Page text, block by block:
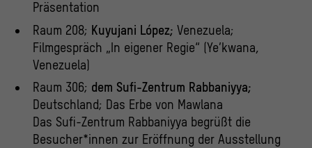
Präsentation
Raum 208; Kuyujani López; Venezuela;
Filmgespräch „In eigener Regie“ (Ye’kwana,
Venezuela)
Raum 306; dem Sufi-Zentrum Rabbaniyya;
Deutschland; Das Erbe von Mawlana
Das Sufi-Zentrum Rabbaniyya begrüßt die
Besucher*innen zur Eröffnung der Ausstellung